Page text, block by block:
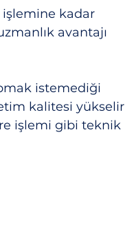
kadar
avantajı
istemediği
kalitesi yükselir
işlemi gibi teknik